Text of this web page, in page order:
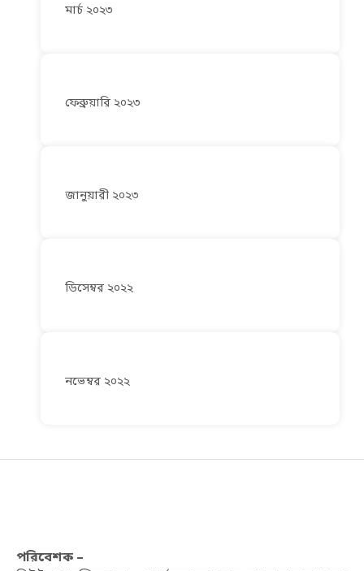
মার্চ ২০২৩
ফেব্রুয়ারি ২০২৩
জানুয়ারী ২০২৩
ডিসেম্বর ২০২২
নভেম্বর ২০২২
পরিবেশক –